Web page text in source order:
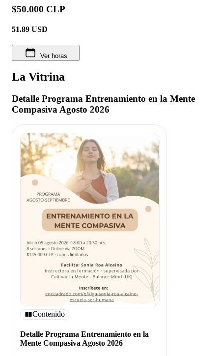
$50.000 CLP
51.89 USD
Ver horas
La Vitrina
Detalle Programa Entrenamiento en la Mente
Compasiva Agosto 2026
Contenido
Detalle Programa Entrenamiento en la
Mente Compasiva Agosto 2026